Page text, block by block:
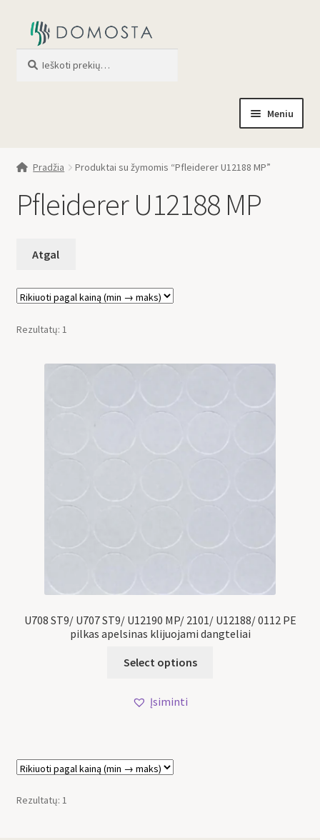
Meniu
Profilis
Pradžia Produktai su žymomis “Pfleiderer U12188 MP”
Pfleiderer U12188 MP
Rezultatų: 1
U708 ST9/ U707 ST9/ U12190 MP/ 2101/ U12188/ 0112 PE
pilkas apelsinas klijuojami dangteliai
Select options
Įsiminti
Rezultatų: 1